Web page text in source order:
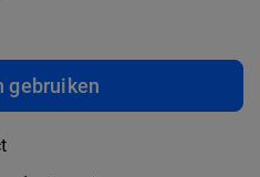
gebruiken